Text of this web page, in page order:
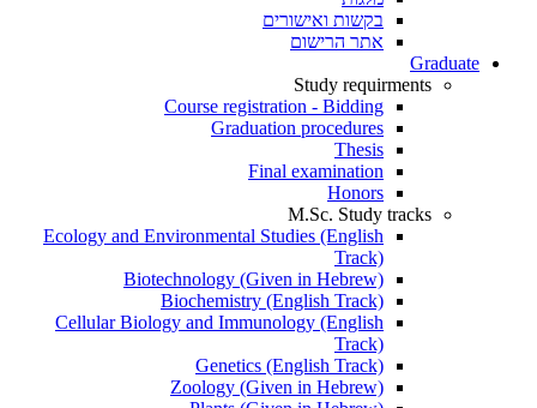
בקשות ואישורים
אתר הרישום
Graduate
Study requirments
Course registration - Bidding
Graduation procedures
Thesis
Final examination
Honors
M.Sc. Study tracks
Ecology and Environmental Studies (English
Track)
Biotechnology (Given in Hebrew)
Biochemistry (English Track)
Cellular Biology and Immunology (English
Track)
Genetics (English Track)
Zoology (Given in Hebrew)